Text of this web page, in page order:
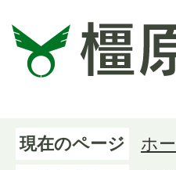
現在のページ ホ